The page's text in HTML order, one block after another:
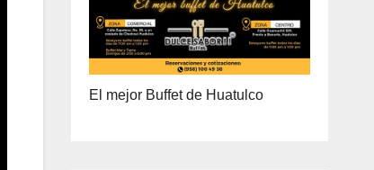
El mejor Buffet de Huatulco